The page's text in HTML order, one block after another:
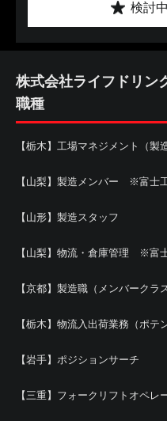
検討
株式会社ライフドリン
職種
【栃木】工場マネジメント（製
【山梨】製造メンバー ※富士
【山形】製造スタッフ
【山梨】物流・倉庫管理 ※富
【京都】製造職（メンバークラス
【栃木】物流入出荷業務（ポテ
【岩手】ポジションサーチ
【三重】フォークリフトオペレ